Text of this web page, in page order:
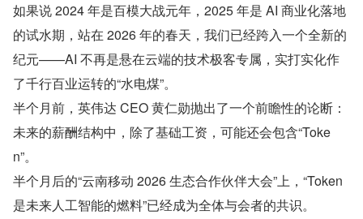
如果说 2024 年是百模大战元年，2025 年是 AI 商业化落地
的试水期，站在 2026 年的春天，我们已经跨入一个全新的
纪元——AI 不再是悬在云端的技术极客专属，实打实化作
了千行百业运转的“水电煤”。
半个月前，英伟达 CEO 黄仁勋抛出了一个前瞻性的论断：
未来的薪酬结构中，除了基础工资，可能还会包含“Toke
n”。
半个月后的“云南移动 2026 生态合作伙伴大会”上，“Token
是未来人工智能的燃料”已经成为全体与会者的共识。